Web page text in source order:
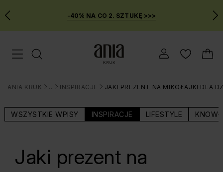
Przejdź
do
MENU
-40% NA CO 2. SZTUKĘ >>>
Menu mobilne
ANIA KRUK
>
BLOG
>
INSPIRACJE
>
JAKI PREZENT NA MIKOŁAJKI DLA
WSZYSTKIE WPISY INSPIRACJE LIFESTYLE KNOW-
Jaki prezent na